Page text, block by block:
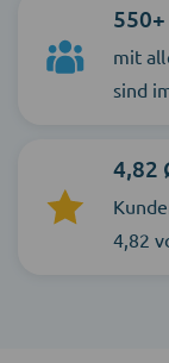
mit
sind
4,82
4,82